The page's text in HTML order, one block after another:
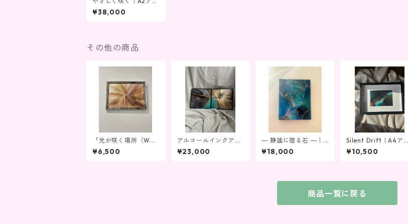
コールインクアート原
画 ｜抽象画 フレーム
¥38,000
その他の商品
「光が咲く場所（Whe
re the Light Bloom
s）」ブラウン×ゴール
¥6,500
アルコールインクアー
ト原画「大地と海の記
憶」2枚セット／ター
¥23,000
― 静謐に宿る石 ―｜F
0パネル アルコールイ
ンクアート 抽象画 原
¥18,000
Silent Drift｜A4アル
コールインクアート原
画｜抽象画・インテリ
¥10,500
商品一覧に戻る